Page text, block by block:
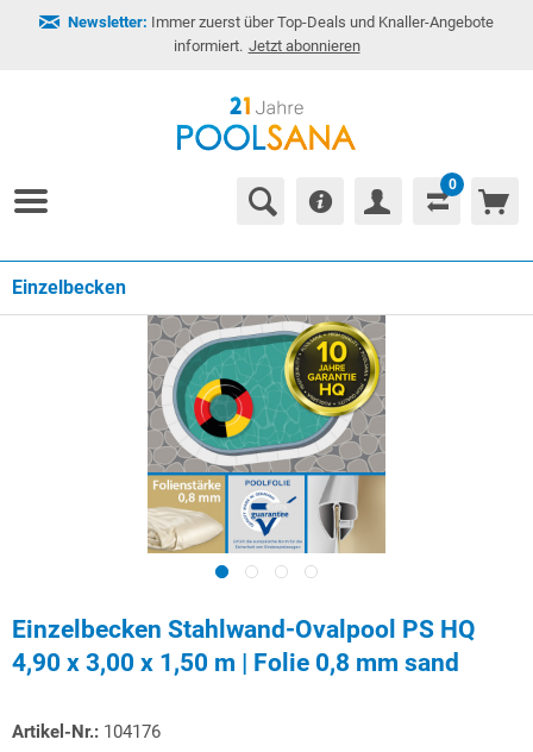
Newsletter: Immer zuerst über Top-Deals und Knaller-Angebote
informiert. Jetzt abonnieren
0
Einzelbecken
Einzelbecken Stahlwand-Ovalpool PS HQ
4,90 x 3,00 x 1,50 m | Folie 0,8 mm sand
Artikel-Nr.: 104176